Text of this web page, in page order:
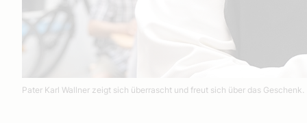
Pater Karl Wallner zeigt sich überrascht und freut sich über das Geschenk.